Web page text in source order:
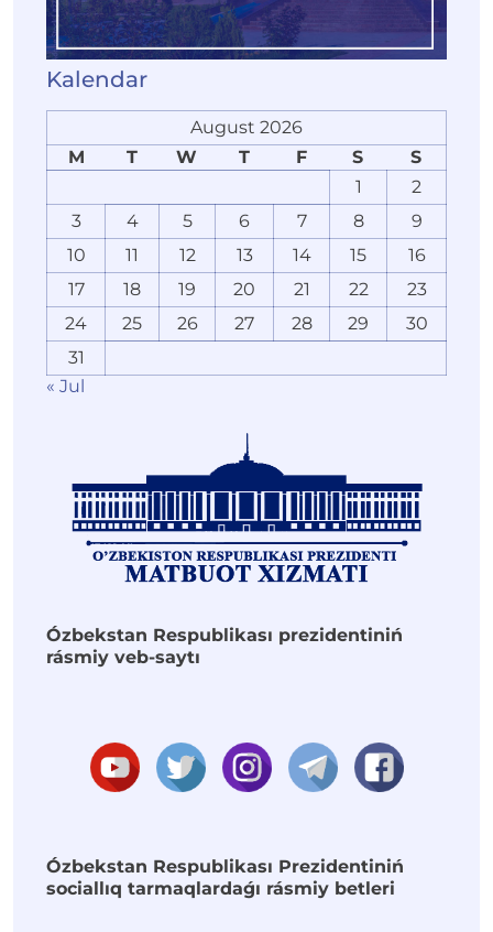
Kalendar
August 2026
M
T W T F S
S
1
2
3
4 5 6 7 8
9
10
11 12 13 14 15
16
17
18 19 20 21 22
23
24
25 26 27 28 29
30
31
« Jul
Ózbekstan Respublikası prezidentiniń
rásmiy veb-saytı
Ózbekstan Respublikası Prezidentiniń
sociallıq tarmaqlardaǵı rásmiy betleri